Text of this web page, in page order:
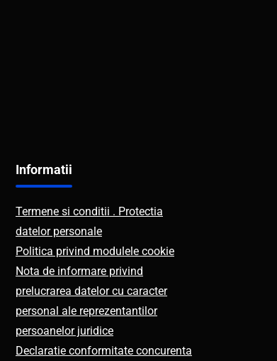
Informatii
Termene si conditii . Protectia
datelor personale
Politica privind modulele cookie
Nota de informare privind
prelucrarea datelor cu caracter
personal ale reprezentantilor
persoanelor juridice
Declaratie conformitate concurenta